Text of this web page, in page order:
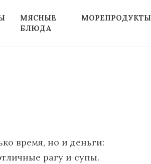
МЯСНЫЕ
БЛЮДА
МОРЕПРОДУКТЫ
время, но и деньги:
рагу и супы.